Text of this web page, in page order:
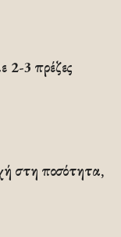
2-3 πρέζες
στη ποσότητα,